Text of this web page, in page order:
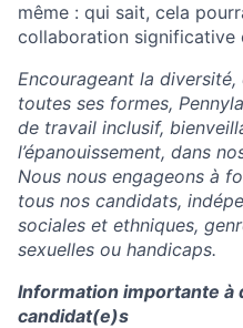
même : qui sait, cela
collaboration significative
Encourageant la
toutes ses formes,
de travail inclusif,
l’épanouissement, dans
Nous nous engageons à
tous nos candidats,
sociales et ethniques,
sexuelles ou handicaps.
Information importante à
candidat(e)s